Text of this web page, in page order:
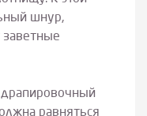
шнур,
заветные
равняться